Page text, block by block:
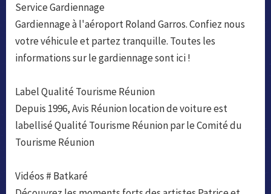
Service Gardiennage
Gardiennage à l'aéroport Roland Garros. Confiez nous
votre véhicule et partez tranquille. Toutes les
informations sur le gardiennage sont ici !
Label Qualité Tourisme Réunion
Depuis 1996, Avis Réunion location de voiture est
labellisé Qualité Tourisme Réunion par le Comité du
Tourisme Réunion
Vidéos # Batkaré